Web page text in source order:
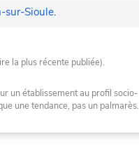
sur-Sioule.
la plus récente publiée).
un établissement au profil socio-
une tendance, pas un palmarès.